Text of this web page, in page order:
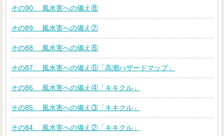
その90. 風水害への備え⑧
その89. 風水害への備え⑦
その88. 風水害への備え⑥
その87. 風水害への備え⑤「高潮ハザードマップ」
その86. 風水害への備え④「キキクル」
その85. 風水害への備え③「キキクル」
その84. 風水害への備え②「キキクル」